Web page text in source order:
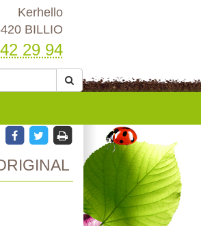
Kerhello
BILLIO
29 94